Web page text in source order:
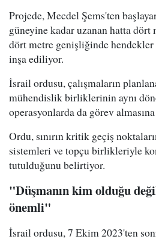
Projede, Mecdel Şems'ten
güneyine kadar uzanan hatta
dört metre genişliğinde
inşa ediliyor.
İsrail ordusu, çalışmaların
mühendislik birliklerinin aynı
operasyonlarda da görev
Ordu, sınırın kritik geçiş
sistemleri ve topçu birlikleriyle
tutulduğunu belirtiyor.
"Düşmanın kim olduğu
önemli"
İsrail ordusu, 7 Ekim 2023'ten